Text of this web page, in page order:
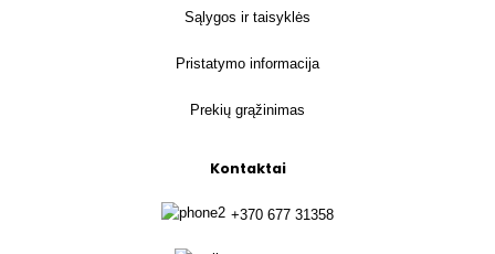
Sąlygos ir taisyklės
Pristatymo informacija
Prekių grąžinimas
Kontaktai
+370 677 31358